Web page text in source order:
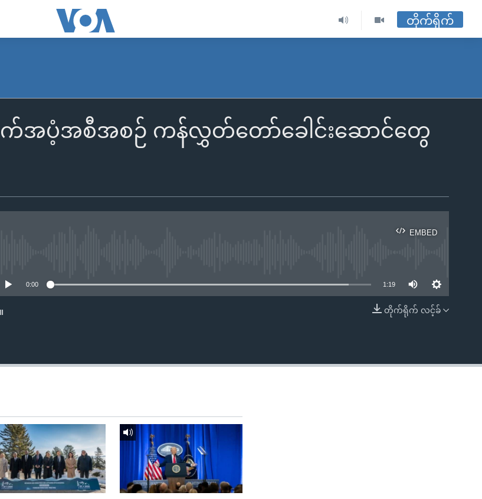
တိုက်ရိုက်
ာက်အပံ့အစီအစဉ် ကန်လွှတ်တော်ခေါင်းဆောင်တွေ
EMBED
EMBED
0:00 1:19
တိုက်ရိုက် လင့်ခ်